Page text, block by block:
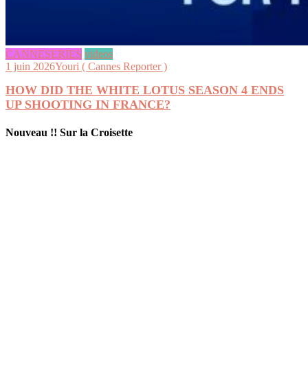
CANNESERIES videos
1 juin 2026Youri ( Cannes Reporter )
HOW DID THE WHITE LOTUS SEASON 4 ENDS
UP SHOOTING IN FRANCE?
Nouveau !! Sur la Croisette